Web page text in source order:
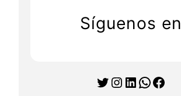
Síguenos en
Twitter Instagram LinkedIn WhatsApp Facebook